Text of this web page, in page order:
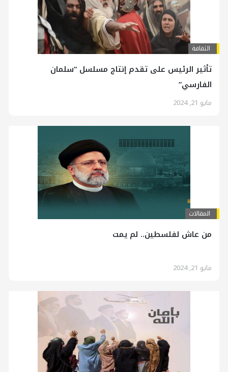
الثقافة
تأثير الرئيس على تقدم إنتاج مسلسل “سلمان
الفارسي”
مايو 21, 2024
المقالات
من عاش لفلسطين.. لم يمت
مايو 21, 2024